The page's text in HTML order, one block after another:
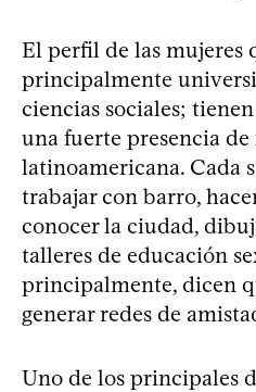
El perfil de las mujeres
principalmente
ciencias sociales;
una fuerte presencia
latinoamericana. Cada
trabajar con barro,
conocer la ciudad,
talleres de educación
principalmente, dicen
generar redes de
Uno de los principales